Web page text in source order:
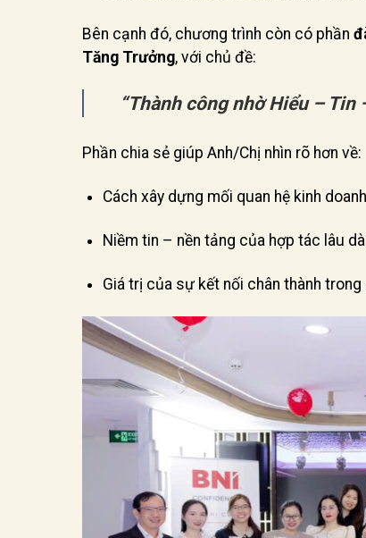
Bên cạnh đó, chương trình còn có phần
Tăng Trưởng, với chủ đề:
“Thành công nhờ Hiểu – Tin
Phần chia sẻ giúp Anh/Chị nhìn rõ hơn về:
Cách xây dựng mối quan hệ kinh
Niềm tin – nền tảng của hợp tác lâu
Giá trị của sự kết nối chân thành